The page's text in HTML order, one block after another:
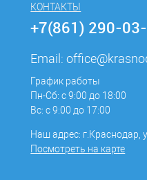
КОНТАКТЫ
+7(861) 290-
Email:
График работы
Пн-Сб: с 9:00 до 18:00
Вс: с 9:00 до 17:00
Наш адрес: г.Краснодар,
Посмотреть на карте